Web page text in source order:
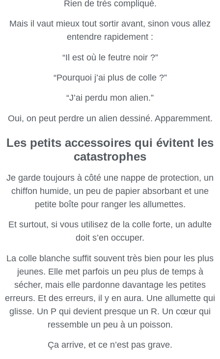
Rien de très compliqué.
Mais il vaut mieux tout sortir avant, sinon vous allez
entendre rapidement :
“Il est où le feutre noir ?”
“Pourquoi j’ai plus de colle ?”
“J’ai perdu mon alien.”
Oui, on peut perdre un alien dessiné. Apparemment.
Les petits accessoires qui évitent les
catastrophes
Je garde toujours à côté une nappe de protection, un
chiffon humide, un peu de papier absorbant et une
petite boîte pour ranger les allumettes.
Et surtout, si vous utilisez de la colle forte, un adulte
doit s’en occuper.
La colle blanche suffit souvent très bien pour les plus
jeunes. Elle met parfois un peu plus de temps à
sécher, mais elle pardonne davantage les petites
erreurs. Et des erreurs, il y en aura. Une allumette qui
glisse. Un P qui devient presque un R. Un cœur qui
ressemble un peu à un poisson.
Ça arrive, et ce n’est pas grave.